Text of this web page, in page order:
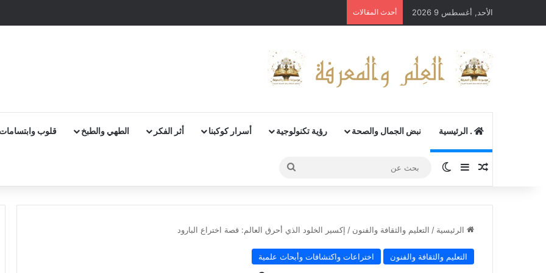
الأحد, أغسطس 9 2026 أحدث المقالات
. الرئيسية نبض الجمال والصحة رؤية تكنولوجية أسرار كوكبنا أثر الفكر الطهي والطبخ قلوب وابتسامات
مقال عشوائي
إضافة عمود جانبي
الوضع المظلم
بحث
عن
الرئيسية / التعليم والثقافة والفنون / إكسير الخلود الذي أحرق العالم: قصة اختراع البارود
التعليم والثقافة والفنون اختراعات واكتشافات وأبحاث علمية